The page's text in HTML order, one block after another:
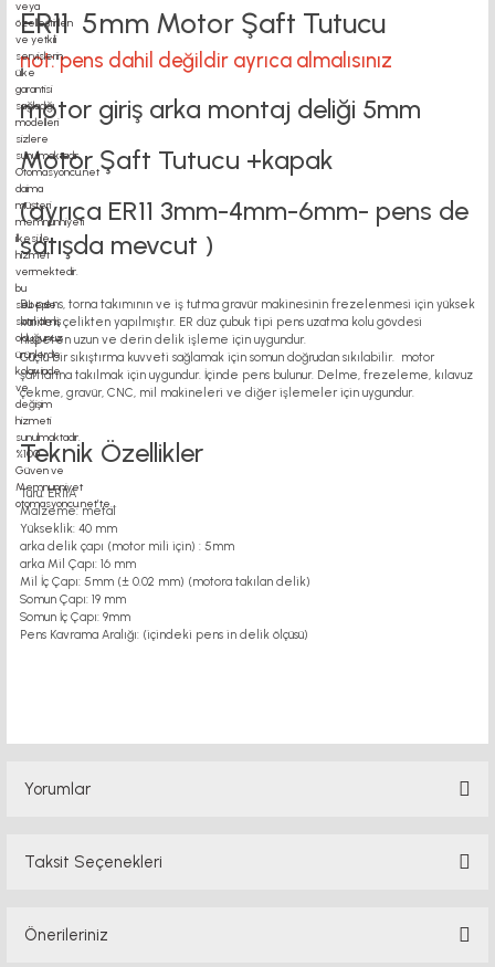
ER11 5mm Motor Şaft Tutucu
not: pens dahil değildir ayrıca almalısınız
motor giriş arka montaj deliği 5mm
Motor Şaft Tutucu +kapak
(ayrıca ER11 3mm-4mm-6mm- pens de
satışda mevcut )
Bu pens, torna takımının ve iş tutma gravür makinesinin frezelenmesi için yüksek
kaliteli çelikten yapılmıştır. ER düz çubuk tipi pens uzatma kolu gövdesi
nispeten uzun ve derin delik işleme için uygundur.
Güçlü bir sıkıştırma kuvveti sağlamak için somun doğrudan sıkılabilir. motor
şaftlarına takılmak için uygundur. İçinde pens bulunur. Delme, frezeleme, kılavuz
çekme, gravür, CNC, mil makineleri ve diğer işlemeler için uygundur.
Teknik Özellikler
Türü: ER11A
Malzeme: metal
Yükseklik: 40 mm
arka delik çapı (motor mili için) : 5mm
arka Mil Çapı: 16 mm
Mil İç Çapı: 5mm (± 0.02 mm) (motora takılan delik)
Somun Çapı: 19 mm
Somun İç Çapı: 9mm
Pens Kavrama Aralığı: (içindeki pens in delik ölçüsü)
Yorumlar
Taksit Seçenekleri
Önerileriniz